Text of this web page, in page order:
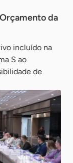
da
incluído na
S ao
de